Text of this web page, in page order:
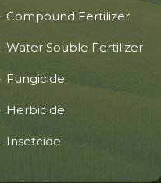
Compound Fertilizer
Water Souble Fertilizer
Fungicide
Herbicide
Insetcide